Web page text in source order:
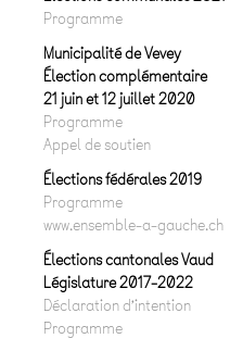
Programme
Municipalité de Vevey
Élection complémentaire
21 juin et 12 juillet 2020
Programme
Appel de soutien
Élections fédérales 2019
Programme
www.ensemble-a-gauche.ch
Élections cantonales Vaud
Législature 2017-2022
Déclaration d’intention
Programme